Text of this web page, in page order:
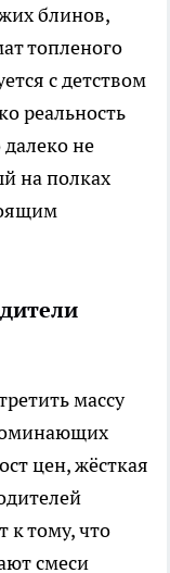
блинов,
топленого
с детством
реальность
не
на полках
массу
цен, жёсткая
к тому, что
смеси